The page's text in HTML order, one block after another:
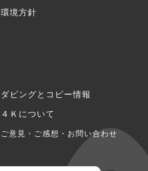
環境方針
ダビングとコピー情報
４Ｋについて
ご意見・ご感想・お問い合わせ